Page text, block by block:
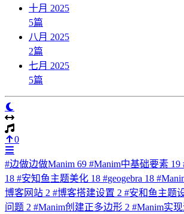
十月 2025
5篇
八月 2025
2篇
七月 2025
5篇
0
#边做边做Manim 69 #Manim中基础要素 19
18 #安知鱼主题美化 18 #geogebra 18 #
博客网站 2 #博客搭建设置 2 #安和鱼主题
问题 2 #Manim创建正多边形 2 #Manim实